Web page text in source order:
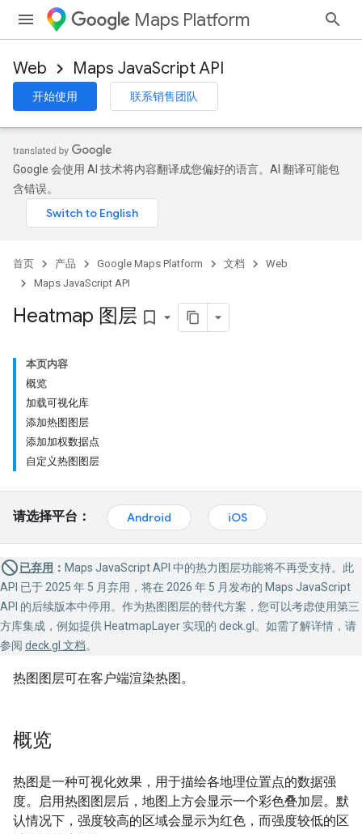
Maps Platform
Web Maps JavaScript API
开始使用 联系销售团队
Google 会使用 AI 技术将内容翻译成您偏好的语言。AI 翻译可能包
含错误。
首页 产品 Google Maps Platform 文档
Web
Maps JavaScript API
Heatmap 图层 bookmark_border
本页内容
概览
加载可视化库
添加热图图层
添加加权数据点
自定义热图图层
请选择平台： Android iOS
已弃用 ： Maps JavaScript API 中的热力图层功能将不再受支持。此
API 已于 2025 年 5 月弃用，将在 2026 年 5 月发布的 Maps JavaScript
API 的后续版本中停用。作为热图图层的替代方案，您可以考虑使用第三
方库集成，例如提供 HeatmapLayer 实现的 deck.gl。如需了解详情，请
参阅 deck.gl 文档。
热图图层可在客户端渲染热图。
概览
热图是一种可视化效果，用于描绘各地理位置点的数据强
度。启用热图图层后，地图上方会显示一个彩色叠加层。默
认情况下，强度较高的区域会显示为红色，而强度较低的区